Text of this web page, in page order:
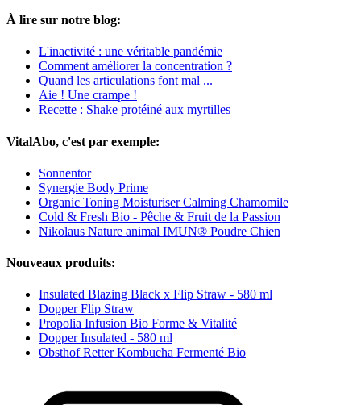
À lire sur notre blog:
L'inactivité : une véritable pandémie
Comment améliorer la concentration ?
Quand les articulations font mal ...
Aie ! Une crampe !
Recette : Shake protéiné aux myrtilles
VitalAbo, c'est par exemple:
Sonnentor
Synergie Body Prime
Organic Toning Moisturiser Calming Chamomile
Cold & Fresh Bio - Pêche & Fruit de la Passion
Nikolaus Nature animal IMUN® Poudre Chien
Nouveaux produits:
Insulated Blazing Black x Flip Straw - 580 ml
Dopper Flip Straw
Propolia Infusion Bio Forme & Vitalité
Dopper Insulated - 580 ml
Obsthof Retter Kombucha Fermenté Bio